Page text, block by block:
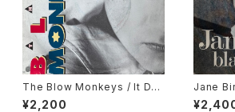
The Blow Monkeys / It Do
esn't Have To Be This Way
¥2,200
Jane